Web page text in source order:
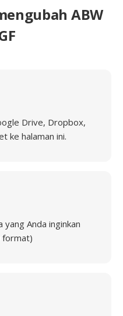
ABW
Drive, Dropbox,
ke halaman ini.
Anda inginkan
format)